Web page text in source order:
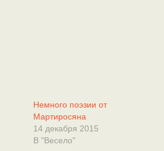
Немного поэзии от
Мартиросяна
14 декабря 2015
В "Весело"